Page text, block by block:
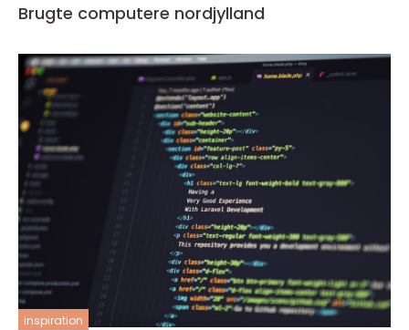
Brugte computere nordjylland
inspiration